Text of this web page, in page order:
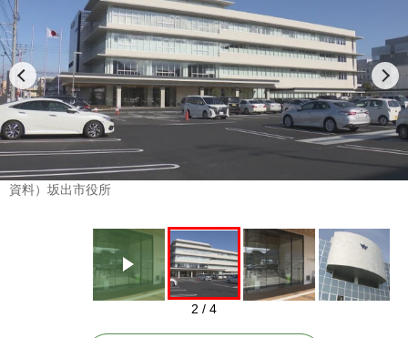
Play
資料）坂出市役所
2 / 4